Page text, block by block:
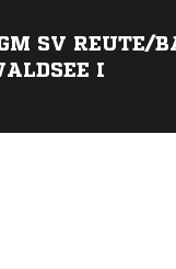
SV REUTE/
I